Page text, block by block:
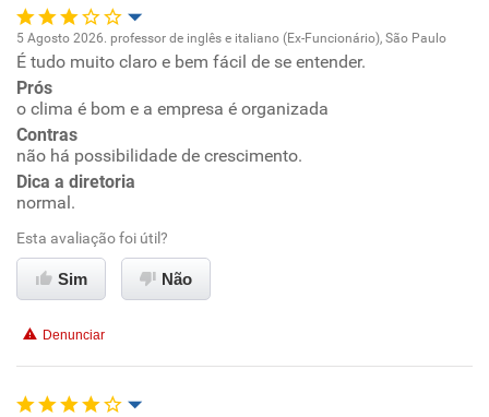
Recomenda esta empresa
Recomenda a diretoria
Oportunidade de promoção
Ambiente de trabalho
Conciliação com a vida familiar
Recomenda esta empresa
5 Agosto 2026. professor de inglês e italiano (Ex-Funcionário), São Paulo
É tudo muito claro e bem fácil de se entender.
Prós
o clima é bom e a empresa é organizada
Contras
não há possibilidade de crescimento.
Dica a diretoria
normal.
Esta avaliação foi útil?
Sim Não
Denunciar